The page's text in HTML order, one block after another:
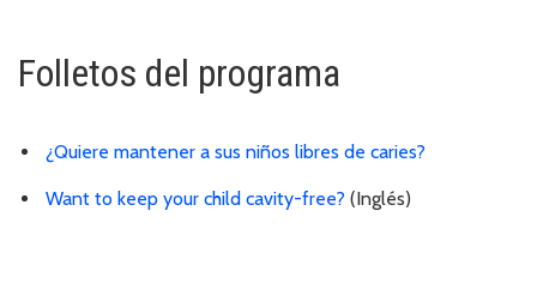
Folletos del programa
¿Quiere mantener a sus niños libres de caries?
Want to keep your child cavity-free? (Inglés)